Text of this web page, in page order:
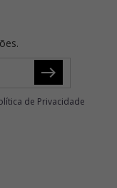
de Privacidade